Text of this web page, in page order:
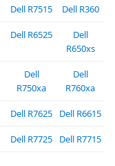
Dell R7515 Dell R360
Dell R6525
Dell
R650xs
Dell
R750xa
Dell
R760xa
Dell R7625 Dell R6615
Dell R7725 Dell R7715